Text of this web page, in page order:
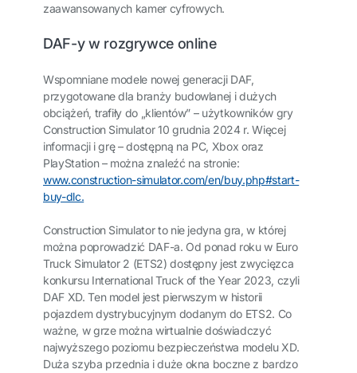
zaawansowanych kamer cyfrowych.
DAF-y w rozgrywce online
Wspomniane modele nowej generacji DAF,
przygotowane dla branży budowlanej i dużych
obciążeń, trafiły do „klientów” – użytkowników gry
Construction Simulator 10 grudnia 2024 r. Więcej
informacji i grę – dostępną na PC, Xbox oraz
PlayStation – można znaleźć na stronie:
www.construction-simulator.com/en/buy.php#start-
buy-dlc.
Construction Simulator to nie jedyna gra, w której
można poprowadzić DAF-a. Od ponad roku w Euro
Truck Simulator 2 (ETS2) dostępny jest zwycięzca
konkursu International Truck of the Year 2023, czyli
DAF XD. Ten model jest pierwszym w historii
pojazdem dystrybucyjnym dodanym do ETS2. Co
ważne, w grze można wirtualnie doświadczyć
najwyższego poziomu bezpieczeństwa modelu XD.
Duża szyba przednia i duże okna boczne z bardzo